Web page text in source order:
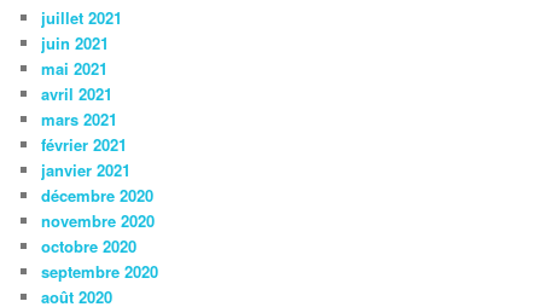
juillet 2021
juin 2021
mai 2021
avril 2021
mars 2021
février 2021
janvier 2021
décembre 2020
novembre 2020
octobre 2020
septembre 2020
août 2020